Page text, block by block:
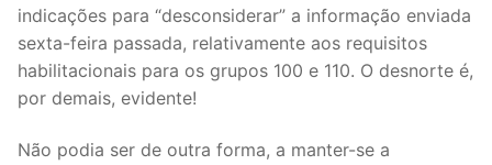
indicações para “desconsiderar” a informação enviada
sexta-feira passada, relativamente aos requisitos
habilitacionais para os grupos 100 e 110. O desnorte é,
por demais, evidente!
Não podia ser de outra forma, a manter-se a